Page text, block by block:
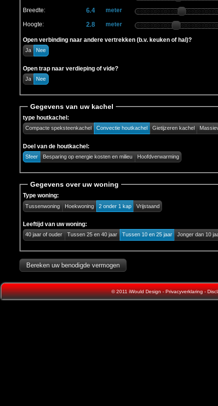
Breedte: meter
Hoogte: meter
Open verbinding naar andere vertrekken (b.v. keuken of hal)?
Ja Nee
Open trap naar verdieping of vide?
Ja Nee
Gegevens van uw kachel
type houtkachel:
Compacte speksteenkachel Convectie houtkachel Gietijzeren kachel
Doel van de houtkachel:
Sfeer Besparing op energie kosten en milieu Hoofdverwarming
Gegevens over uw woning
Type woning:
Tussenwoning Hoekwoning 2 onder 1 kap Vrijstaand
Leeftijd van uw woning:
40 jaar of ouder Tussen 25 en 40 jaar Tussen 10 en 25 jaar Jonger dan 10
© 2011iWould Design-Privacyverklaring-